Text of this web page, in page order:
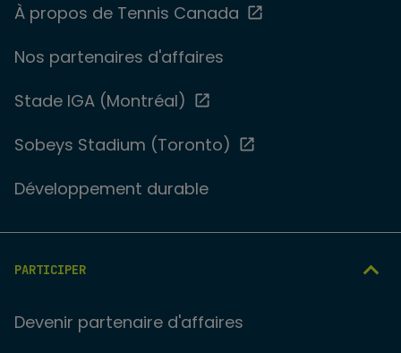
À propos de Tennis Canada
Nos partenaires d'affaires
Stade IGA (Montréal)
Sobeys Stadium (Toronto)
Développement durable
PARTICIPER
Devenir partenaire d'affaires